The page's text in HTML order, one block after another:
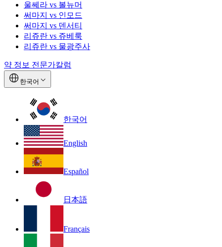
울쎄라 vs 볼뉴머
써마지 vs 인모드
써마지 vs 덴서티
리쥬란 vs 쥬베룩
리쥬란 vs 물광주사
약 정보 전문가칼럼
한국어
한국어
English
Español
日本語
Français